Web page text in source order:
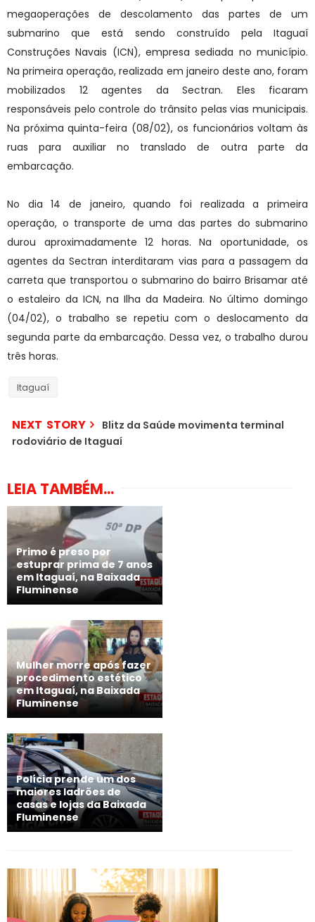
megaoperações de descolamento das partes de um
submarino que está sendo construído pela Itaguaí
Construções Navais (ICN), empresa sediada no município.
Na primeira operação, realizada em janeiro deste ano, foram
mobilizados 12 agentes da Sectran. Eles ficaram
responsáveis pelo controle do trânsito pelas vias municipais.
Na próxima quinta-feira (08/02), os funcionários voltam às
ruas para auxiliar no translado de outra parte da
embarcação.
No dia 14 de janeiro, quando foi realizada a primeira
operação, o transporte de uma das partes do submarino
durou aproximadamente 12 horas. Na oportunidade, os
agentes da Sectran interditaram vias para a passagem da
carreta que transportou o submarino do bairro Brisamar até
o estaleiro da ICN, na Ilha da Madeira. No último domingo
(04/02), o trabalho se repetiu com o deslocamento da
segunda parte da embarcação. Dessa vez, o trabalho durou
três horas.
Itaguaí
NEXT STORY
Blitz da Saúde movimenta terminal
rodoviário de Itaguaí
LEIA TAMBÉM...
Primo é preso por
estuprar prima de 7 anos
em Itaguaí, na Baixada
Fluminense
Mulher morre após fazer
procedimento estético
em Itaguaí, na Baixada
Fluminense
Polícia prende um dos
maiores ladrões de
casas e lojas da Baixada
Fluminense